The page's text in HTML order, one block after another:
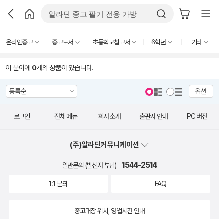
온라인중고 중고도서 초등학교참고서 6학년 기타
이 분야에 0개의 상품이 있습니다.
옵션
로그인 전체 메뉴 회사 소개 출판사 안내 PC 버전
(주)알라딘커뮤니케이션
일반문의 (발신자 부담) 1544-2514
1:1 문의 FAQ
중고매장 위치, 영업시간 안내